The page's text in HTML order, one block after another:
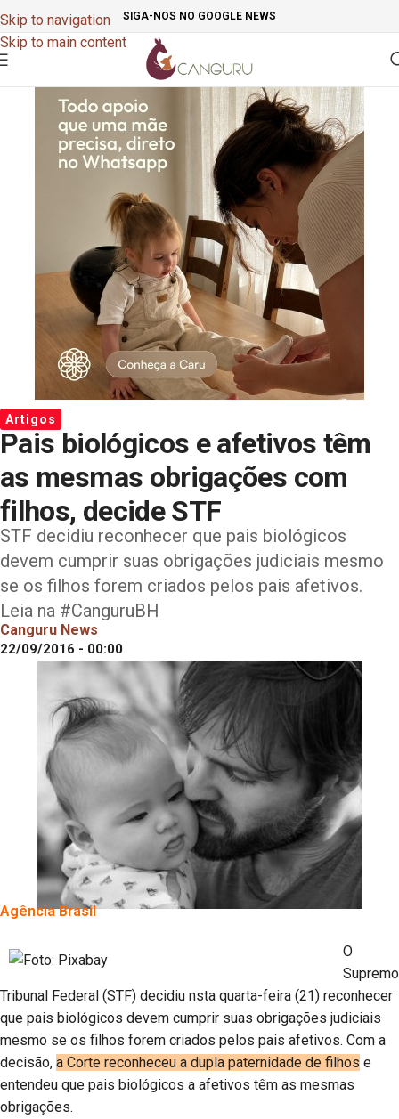
Skip to navigation
Skip to main content
SIGA-NOS NO GOOGLE NEWS
Artigos
Pais biológicos e afetivos têm
as mesmas obrigações com
filhos, decide STF
STF decidiu reconhecer que pais biológicos
devem cumprir suas obrigações judiciais mesmo
se os filhos forem criados pelos pais afetivos.
Leia na #CanguruBH
Canguru News
22/09/2016 - 00:00
Agência Brasil
O
Supremo
Tribunal Federal (STF) decidiu nsta quarta-feira (21) reconhecer
que pais biológicos devem cumprir suas obrigações judiciais
mesmo se os filhos forem criados pelos pais afetivos. Com a
decisão, a Corte reconheceu a dupla paternidade de filhos e
entendeu que pais biológicos a afetivos têm as mesmas
obrigações.